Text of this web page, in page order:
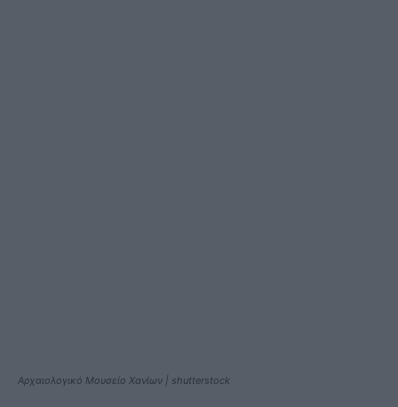
Αρχαιολογικό Μουσείο Χανίων | shutterstock